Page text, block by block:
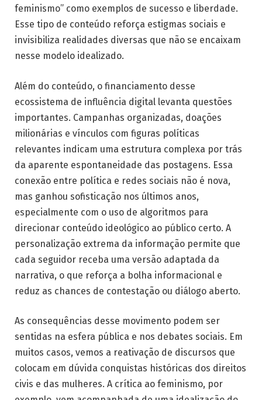
feminismo” como exemplos de sucesso e liberdade.
Esse tipo de conteúdo reforça estigmas sociais e
invisibiliza realidades diversas que não se encaixam
nesse modelo idealizado.
Além do conteúdo, o financiamento desse
ecossistema de influência digital levanta questões
importantes. Campanhas organizadas, doações
milionárias e vínculos com figuras políticas
relevantes indicam uma estrutura complexa por trás
da aparente espontaneidade das postagens. Essa
conexão entre política e redes sociais não é nova,
mas ganhou sofisticação nos últimos anos,
especialmente com o uso de algoritmos para
direcionar conteúdo ideológico ao público certo. A
personalização extrema da informação permite que
cada seguidor receba uma versão adaptada da
narrativa, o que reforça a bolha informacional e
reduz as chances de contestação ou diálogo aberto.
As consequências desse movimento podem ser
sentidas na esfera pública e nos debates sociais. Em
muitos casos, vemos a reativação de discursos que
colocam em dúvida conquistas históricas dos direitos
civis e das mulheres. A crítica ao feminismo, por